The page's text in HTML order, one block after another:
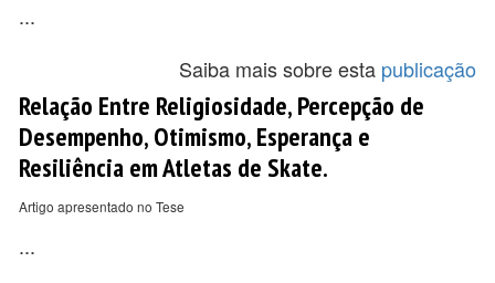
...
Saiba mais sobre esta publicação
Relação Entre Religiosidade, Percepção de
Desempenho, Otimismo, Esperança e
Resiliência em Atletas de Skate.
Artigo apresentado no Tese
...